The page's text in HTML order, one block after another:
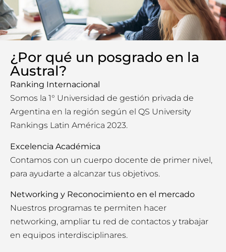
¿Por qué un posgrado en la
Austral?
Ranking Internacional
Somos la 1° Universidad de gestión privada de
Argentina en la región según el QS University
Rankings Latin América 2023.
Excelencia Académica
Contamos con un cuerpo docente de primer nivel,
para ayudarte a alcanzar tus objetivos.
Networking y Reconocimiento en el mercado
Nuestros programas te permiten hacer
networking, ampliar tu red de contactos y trabajar
en equipos interdisciplinares.